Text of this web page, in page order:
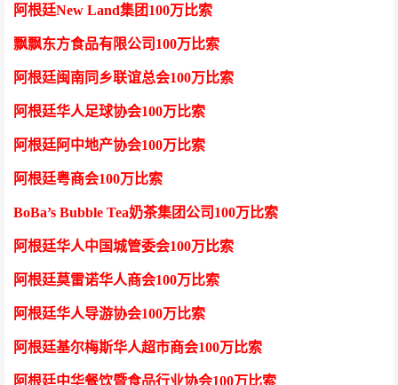
阿根廷New Land集团100万比索
飘飘东方食品有限公司 100万比索
阿根廷闽南同乡联谊总会100万比索
阿根廷华人足球协会100万比索
阿根廷阿中地产协会100万比索
阿根廷粤商会100万比索
BoBa’s Bubble Tea奶茶集团公司100万比索
阿根廷华人中国城管委会100万比索
阿根廷莫雷诺华人商会100万比索
阿根廷华人导游协会100万比索
阿根廷基尔梅斯华人超市商会100万比索
阿根廷中华餐饮暨食品行业协会100万比索